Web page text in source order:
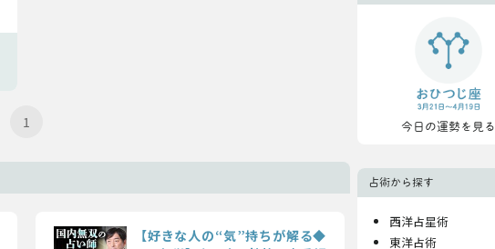
1
【好きな人の“気”持ちが解る◆
今日の運勢を見る
占術から探す
西洋占星術
東洋占術